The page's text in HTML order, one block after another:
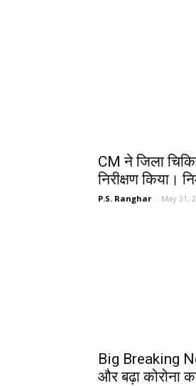
CM ने जिला
निरीक्षण किया।
P.S. Ranghar - May 31,
Big Breaking
और बढ़ा कोरोना